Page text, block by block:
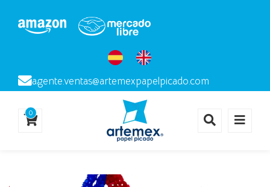
agente.ventas@artemexpapelpicado.com
0